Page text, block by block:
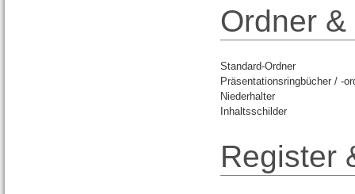
Ordner
Standard-Ordner
Präsentationsringbücher / -
Niederhalter
Inhaltsschilder
Register